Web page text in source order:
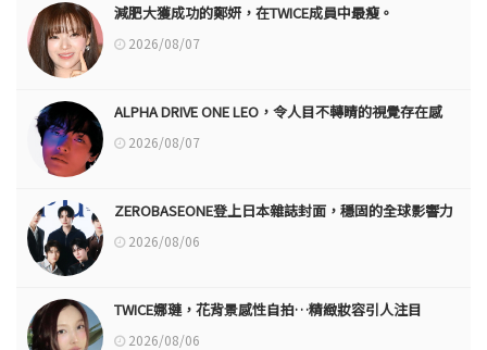
減肥大獲成功的鄭妍，在TWICE成員中最瘦。
2026/08/07
ALPHA DRIVE ONE LEO，令人目不轉睛的視覺存在感
2026/08/07
ZEROBASEONE登上日本雜誌封面，穩固的全球影響力
2026/08/06
TWICE娜璉，花背景感性自拍…精緻妝容引人注目
2026/08/06